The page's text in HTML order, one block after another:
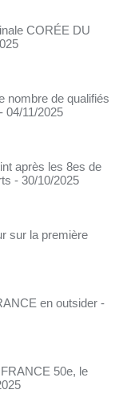
CORÉE DU
nombre de qualifiés
- 04/11/2025
après les 8es de
- 30/10/2025
sur la première
en outsider -
50e, le